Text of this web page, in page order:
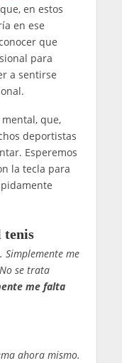
en estos
en ese
que
para
a sentirse
que,
deportistas
Esperemos
la tecla para
tenis
Simplemente me
se trata
me falta
ahora mismo.